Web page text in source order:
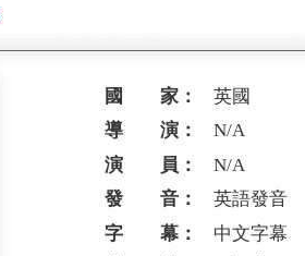
國 家：
英國
導 演：
N/A
演 員：
N/A
發 音：
英語發音
字 幕：
中文字幕